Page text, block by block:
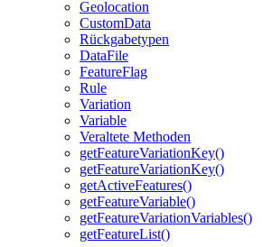
Geolocation
CustomData
Rückgabetypen
DataFile
FeatureFlag
Rule
Variation
Variable
Veraltete Methoden
getFeatureVariationKey()
getFeatureVariationKey()
getActiveFeatures()
getFeatureVariable()
getFeatureVariationVariables()
getFeatureList()